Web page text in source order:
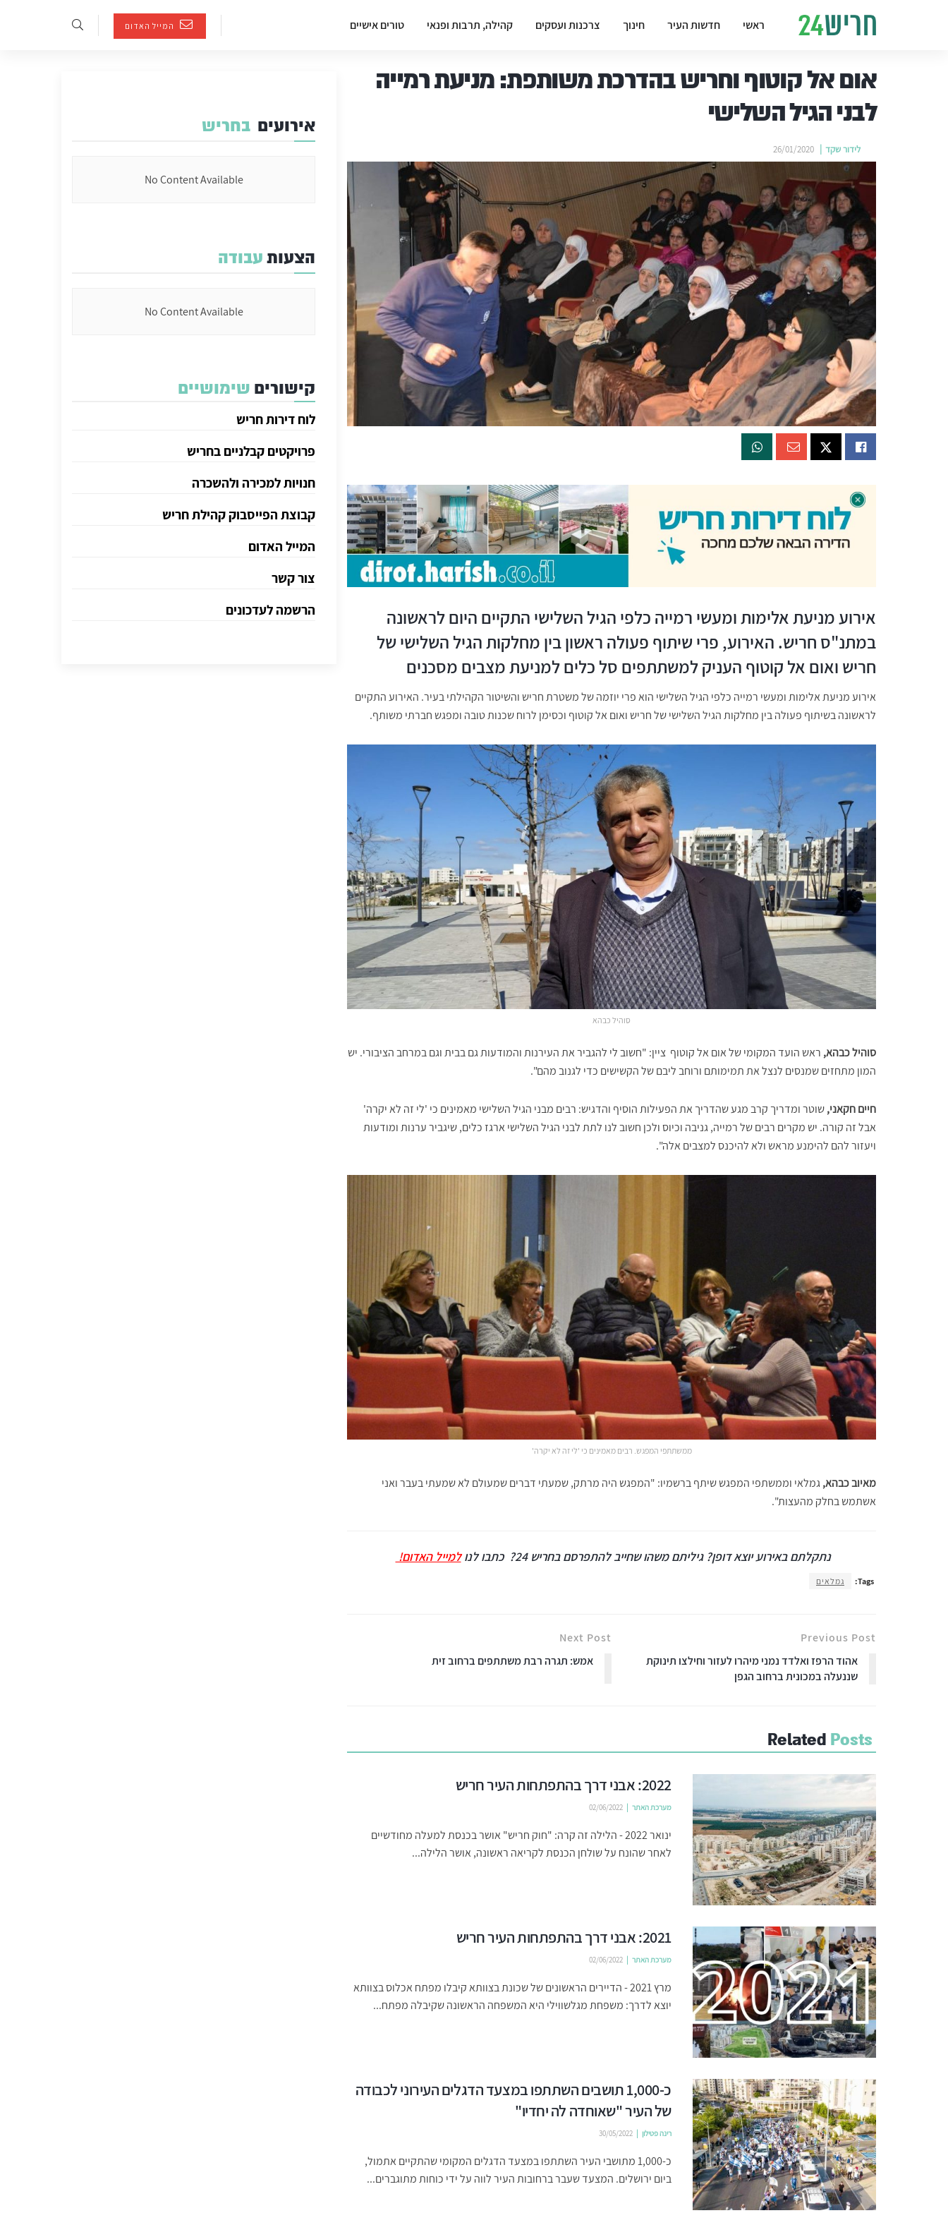
ראשי חדשות העיר חינוך צרכנות ועסקים קהילה, תרבות ופנאי טורים אישיים המייל האדום
אום אל קוטוף וחריש בהדרכת משותפת: מניעת רמייה
לבני הגיל השלישי
לידור שקד 26/01/2020
אירוע מניעת אלימות ומעשי רמייה כלפי הגיל השלישי התקיים היום לראשונה
במתנ"ס חריש. האירוע, פרי שיתוף פעולה ראשון בין מחלקות הגיל השלישי של
חריש ואום אל קוטוף העניק למשתתפים סל כלים למניעת מצבים מסכנים
אירוע מניעת אלימות ומעשי רמייה כלפי הגיל השלישי הוא פרי יוזמה של משטרת חריש והשיטור הקהילתי בעיר. האירוע התקיים
לראשונה בשיתוף פעולה בין מחלקות הגיל השלישי של חריש ואום אל קוטוף וכסימן לרוח שכנות טובה ומפגש חברתי משותף.
סוהיל כבהא
סוהיל כבהא, ראש הועד המקומי של אום אל קוטוף ציין: "חשוב לי להגביר את העירנות והמודעות גם בבית וגם במרחב הציבורי. יש
המון מתחזים שמנסים לנצל את תמימותם ורוחב ליבם של הקשישים כדי לגנוב מהם".
חיים חקאני,שוטר ומדריך קרב מגע שהדריך את הפעילות הוסיף והדגיש: רבים מבני הגיל השלישי מאמינים כי 'לי זה לא יקרה'
אבל זה קורה. יש מקרים רבים של רמייה, גניבה וכיוס ולכן חשוב לנו לתת לבני הגיל השלישי ארגז כלים, שיגביר ערנות ומודעות
ויעזור להם להימנע מראש ולא להיכנס למצבים אלה".
ממשתתפי המפגש. רבים מאמינים כי 'לי זה לא יקרה'
מאיוב כבהא,גמלאי וממשתפי המפגש שיתף ברשמיו: "המפגש היה מרתק, שמעתי דברים שמעולם לא שמעתי בעבר ואני
אשתמש בחלק מהעצות".
נתקלתם באירוע יוצא דופן? גיליתם משהו שחייב להתפרסם בחריש 24? כתבו לנולמייל האדום!
Tags: גמלאים
Previous Post
אהוד הרפז ואלדד נמני מיהרו לעזור וחילצו תינוקת
שננעלה במכונית ברחוב הגפן
Next Post
אמש: תגרה רבת משתתפים ברחוב זית
Related Posts
2022: אבני דרך בהתפתחות העיר חריש
מערכת האתר 02/06/2022
ינואר 2022 - הלילה זה קרה: "חוק חריש" אושר בכנסת למעלה מחודשיים
לאחר שהונח על שולחן הכנסת לקריאה ראשונה, אושר הלילה...
2021: אבני דרך בהתפתחות העיר חריש
מערכת האתר 02/06/2022
מרץ 2021 - הדיירים הראשונים של שכונת בצוותא קיבלו מפתח אכלוס בצוותא
יוצא לדרך: משפחת מגלשווילי היא המשפחה הראשונה שקיבלה מפתח...
כ-1,000 תושבים השתתפו במצעד הדגלים העירוני לכבודה
של העיר "שאוחדה לה יחדיו"
רינה פטילון 30/05/2022
כ-1,000 מתושבי העיר השתתפו במצעד הדגלים המקומי שהתקיים אתמול,
ביום ירושלים. המצעד שעבר ברחובות העיר לווה על ידי כוחות מתוגברים...
אירועים בחריש
No Content Available
הצעותעבודה
No Content Available
קישורים שימושיים
לוח דירות חריש
פרויקטים קבלניים בחריש
חנויות למכירה ולהשכרה
קבוצת הפייסבוק קהילת חריש
המייל האדום
צור קשר
הרשמה לעדכונים